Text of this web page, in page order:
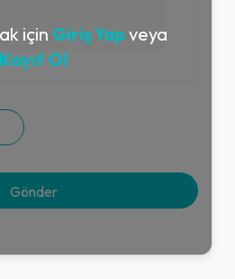
için Giriş Yap veya
Kayıt Ol